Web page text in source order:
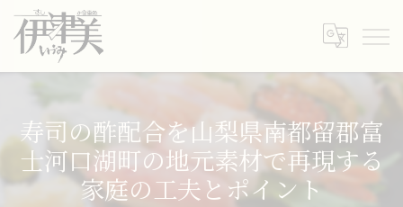
寿司の酢配合を山梨県南都留郡富
士河口湖町の地元素材で再現する
家庭の工夫とポイント